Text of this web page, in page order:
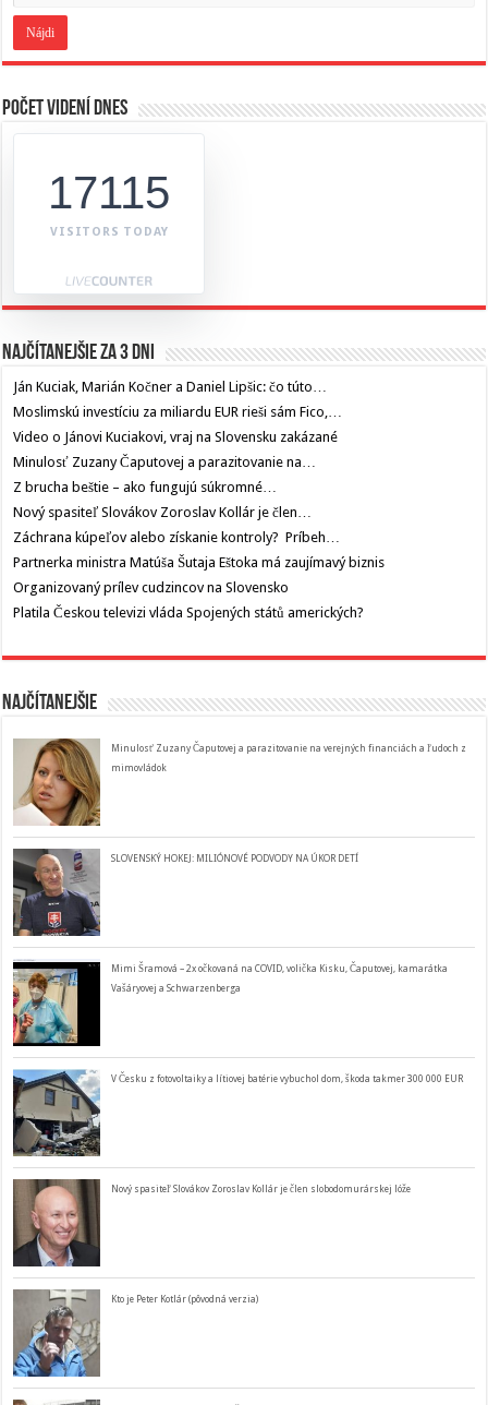
Počet videní dnes
17115
VISITORS TODAY
Najčítanejšie za 3 dni
Ján Kuciak, Marián Kočner a Daniel Lipšic: čo túto…
Moslimskú investíciu za miliardu EUR rieši sám Fico,…
Video o Jánovi Kuciakovi, vraj na Slovensku zakázané
Minulosť Zuzany Čaputovej a parazitovanie na…
Z brucha beštie – ako fungujú súkromné…
Nový spasiteľ Slovákov Zoroslav Kollár je člen…
Záchrana kúpeľov alebo získanie kontroly? Príbeh…
Partnerka ministra Matúša Šutaja Eštoka má zaujímavý biznis
Organizovaný prílev cudzincov na Slovensko
Platila Českou televizi vláda Spojených států amerických?
Najčítanejšie
Minulosť Zuzany Čaputovej a parazitovanie na verejných financiách a ľudoch z
mimovládok
SLOVENSKÝ HOKEJ: MILIÓNOVÉ PODVODY NA ÚKOR DETÍ
Mimi Šramová – 2x očkovaná na COVID, volička Kisku, Čaputovej, kamarátka
Vašáryovej a Schwarzenberga
V Česku z fotovoltaiky a lítiovej batérie vybuchol dom, škoda takmer 300 000 EUR
Nový spasiteľ Slovákov Zoroslav Kollár je člen slobodomurárskej lóže
Kto je Peter Kotlár (pôvodná verzia)